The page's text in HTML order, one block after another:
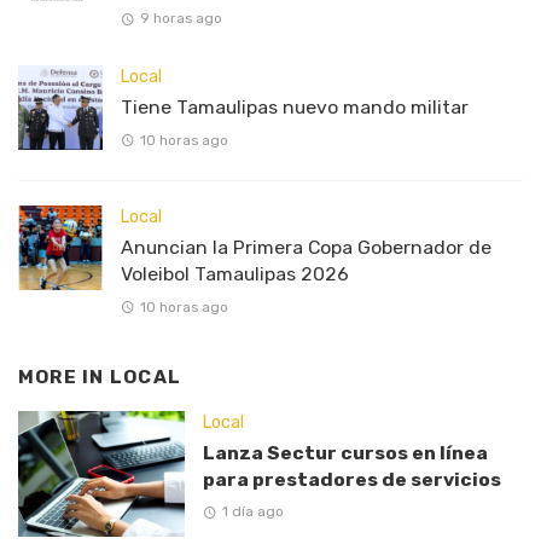
9 horas ago
Local
Tiene Tamaulipas nuevo mando militar
10 horas ago
Local
Anuncian la Primera Copa Gobernador de
Voleibol Tamaulipas 2026
10 horas ago
MORE IN LOCAL
Local
Lanza Sectur cursos en línea
para prestadores de servicios
1 día ago